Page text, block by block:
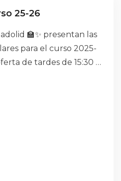
25-26
🏫✨ presentan las
para el curso 2025-
de tardes de 15:30 a